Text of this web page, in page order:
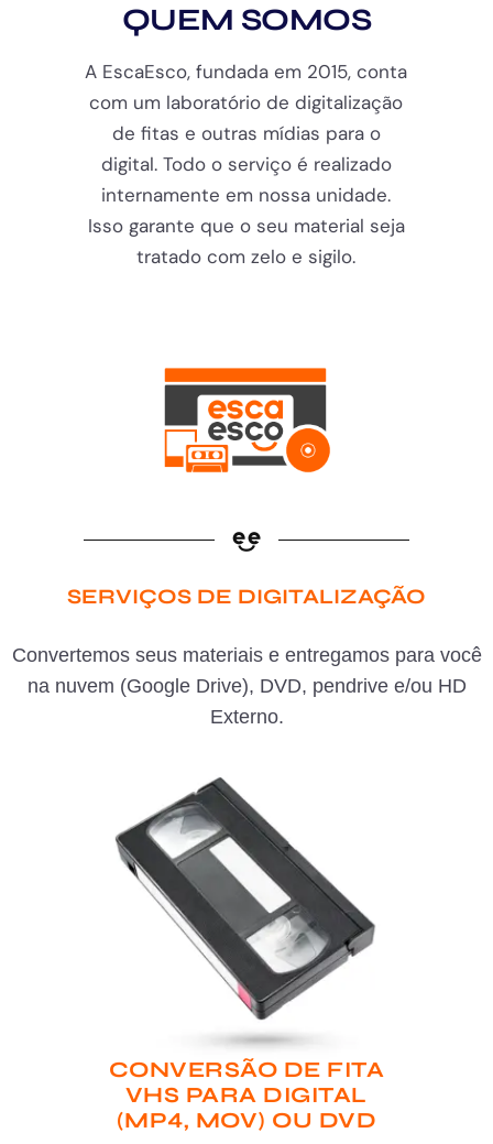
QUEM SOMOS
A EscaEsco, fundada em 2015, conta
com um laboratório de digitalização
de fitas e outras mídias para o
digital. Todo o serviço é realizado
internamente em nossa unidade.
Isso garante que o seu material seja
tratado com zelo e sigilo.
SERVIÇOS DE DIGITALIZAÇÃO
Convertemos seus materiais e entregamos para você
na nuvem (Google Drive), DVD, pendrive e/ou HD
Externo.
CONVERSÃO DE FITA
VHS PARA DIGITAL
(MP4, MOV) OU DVD